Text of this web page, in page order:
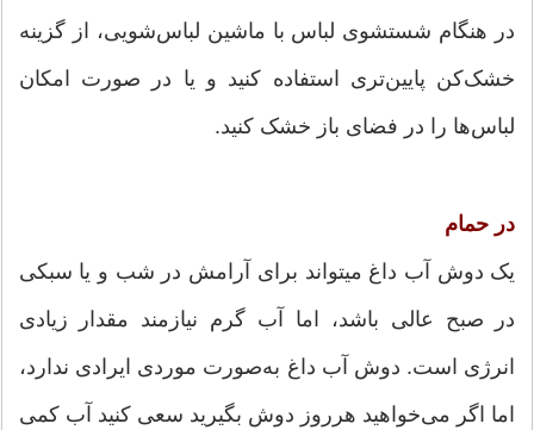
در هنگام شستشوی لباس با ماشین لباس‌شویی، از گزینه
خشک‏‎‌کن پایین‌‎تری استفاده کنید و یا در صورت امکان
لباس‌‎ها را در فضای باز خشک کنید.
در حمام
یک دوش آب داغ می‎تواند برای آرامش در شب و یا سبکی
در صبح عالی باشد، اما آب گرم نیازمند مقدار زیادی
انرژی است. دوش آب داغ به‌صورت موردی ایرادی ندارد،
اما اگر می‎‌خواهید هرروز دوش بگیرید سعی کنید آب کمی